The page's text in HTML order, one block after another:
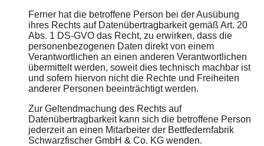
Ferner hat die betroffene Person bei der Ausübung
ihres Rechts auf Datenübertragbarkeit gemäß Art. 20
Abs. 1 DS-GVO das Recht, zu erwirken, dass die
personenbezogenen Daten direkt von einem
Verantwortlichen an einen anderen Verantwortlichen
übermittelt werden, soweit dies technisch machbar ist
und sofern hiervon nicht die Rechte und Freiheiten
anderer Personen beeinträchtigt werden.
Zur Geltendmachung des Rechts auf
Datenübertragbarkeit kann sich die betroffene Person
jederzeit an einen Mitarbeiter der Bettfedernfabrik
Schwarzfischer GmbH & Co. KG wenden.